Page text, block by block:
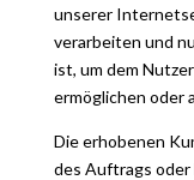
unserer
verarbeiten und
ist, um dem
ermöglichen oder
Die erhobenen
des Auftrags